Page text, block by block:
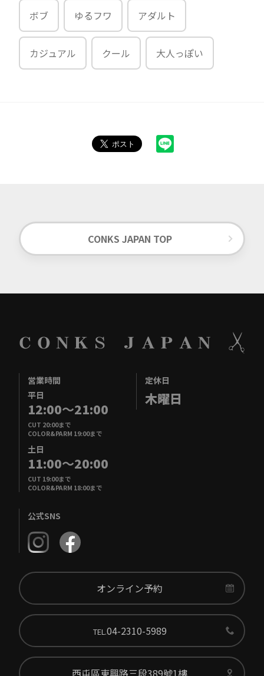
ボブ ゆるフワ アダルト
カジュアル クール 大人っぽい
CONKS JAPAN TOP
営業時間
平日
12:00～21:00
CUT 20:00まで
COLOR&PARM 19:00まで
土日
11:00～20:00
CUT 19:00まで
COLOR&PARM 18:00まで
定休日
木曜日
公式SNS
オンライン予約
TEL.04-2310-5989
西屯區東興路三段389號1樓